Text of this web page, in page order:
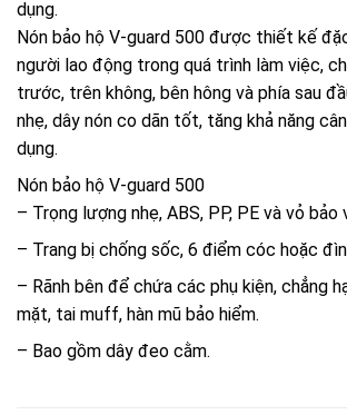
dụng.
Nón bảo hộ V-guard 500 được thiết kế
người lao động trong quá trình làm việc,
trước, trên không, bên hông và phía sau
nhẹ, dây nón co dãn tốt, tăng khả năng
dụng.
Nón bảo hộ V-guard 500
– Trọng lượng nhẹ, ABS, PP, PE và vỏ
– Trang bị chống sốc, 6 điểm cóc hoặc
– Rãnh bên để chứa các phụ kiện, chẳng
mặt, tai muff, hàn mũ bảo hiểm.
– Bao gồm dây đeo cằm.